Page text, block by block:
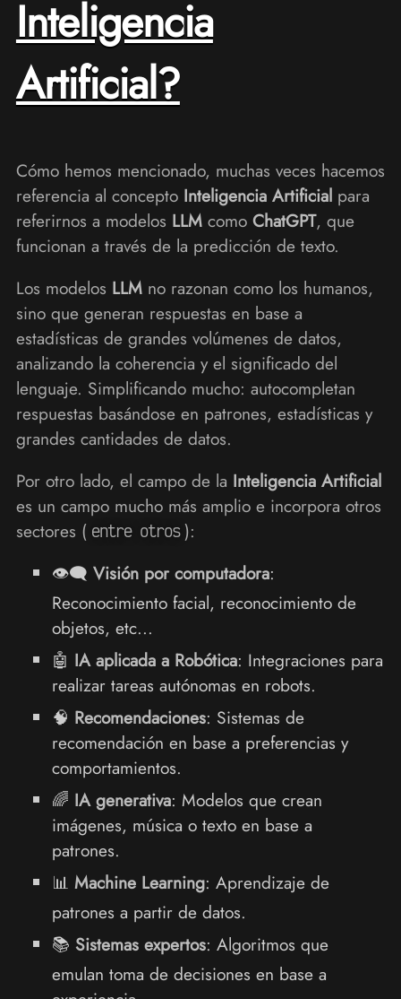
Inteligencia
Artificial?
Cómo hemos mencionado, muchas veces hacemos
referencia al concepto Inteligencia Artificialpara
referirnos a modelos LLMcomo ChatGPT, que
funcionan a través de la predicción de texto.
Los modelos LLMno razonan como los humanos,
sino que generan respuestas en base a
estadísticas de grandes volúmenes de datos,
analizando la coherencia y el significado del
lenguaje. Simplificando mucho: autocompletan
respuestas basándose en patrones, estadísticas y
grandes cantidades de datos.
Por otro lado, el campo de la Inteligencia Artificial
es un campo mucho más amplio e incorpora otros
sectores ( entre otros ):
👁‍🗨 Visión por computadora:
Reconocimiento facial, reconocimiento de
objetos, etc...
🤖 IA aplicada a Robótica: Integraciones para
realizar tareas autónomas en robots.
🧠 Recomendaciones: Sistemas de
recomendación en base a preferencias y
comportamientos.
🌈 IA generativa: Modelos que crean
imágenes, música o texto en base a
patrones.
📊 Machine Learning: Aprendizaje de
patrones a partir de datos.
📚 Sistemas expertos: Algoritmos que
emulan toma de decisiones en base a